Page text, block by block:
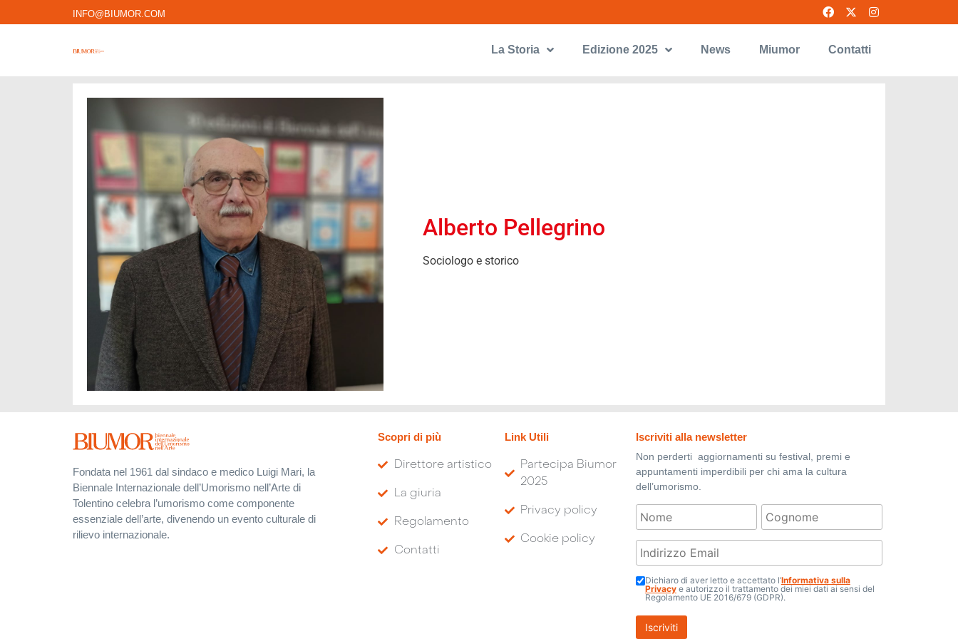
INFO@BIUMOR.COM
La Storia Edizione 2025 News Miumor Contatti
Alberto Pellegrino
Sociologo e storico
Fondata nel 1961 dal sindaco e medico Luigi Mari, la
Biennale Internazionale dell’Umorismo nell’Arte di
Tolentino celebra l’umorismo come componente
essenziale dell’arte, divenendo un evento culturale di
rilievo internazionale.
Scopri di più
Direttore artistico
La giuria
Regolamento
Contatti
Link Utili
Partecipa Biumor
2025
Privacy policy
Cookie policy
Iscriviti alla newsletter
Non perderti aggiornamenti su festival, premi e
appuntamenti imperdibili per chi ama la cultura
dell’umorismo.
Dichiaro di aver letto e accettato l’Informativa sulla
Privacye autorizzo il trattamento dei miei dati ai sensi del
Regolamento UE 2016/679 (GDPR).